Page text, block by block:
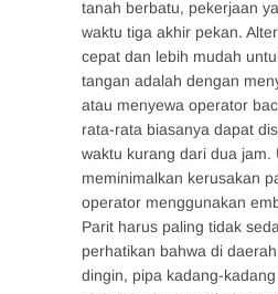
tanah berbatu, pekerjaan
waktu tiga akhir pekan.
cepat dan lebih mudah
tangan adalah dengan
atau menyewa operator
rata-rata biasanya dapat
waktu kurang dari dua jam.
meminimalkan kerusakan
operator menggunakan
Parit harus paling tidak
perhatikan bahwa di
dingin, pipa kadang-